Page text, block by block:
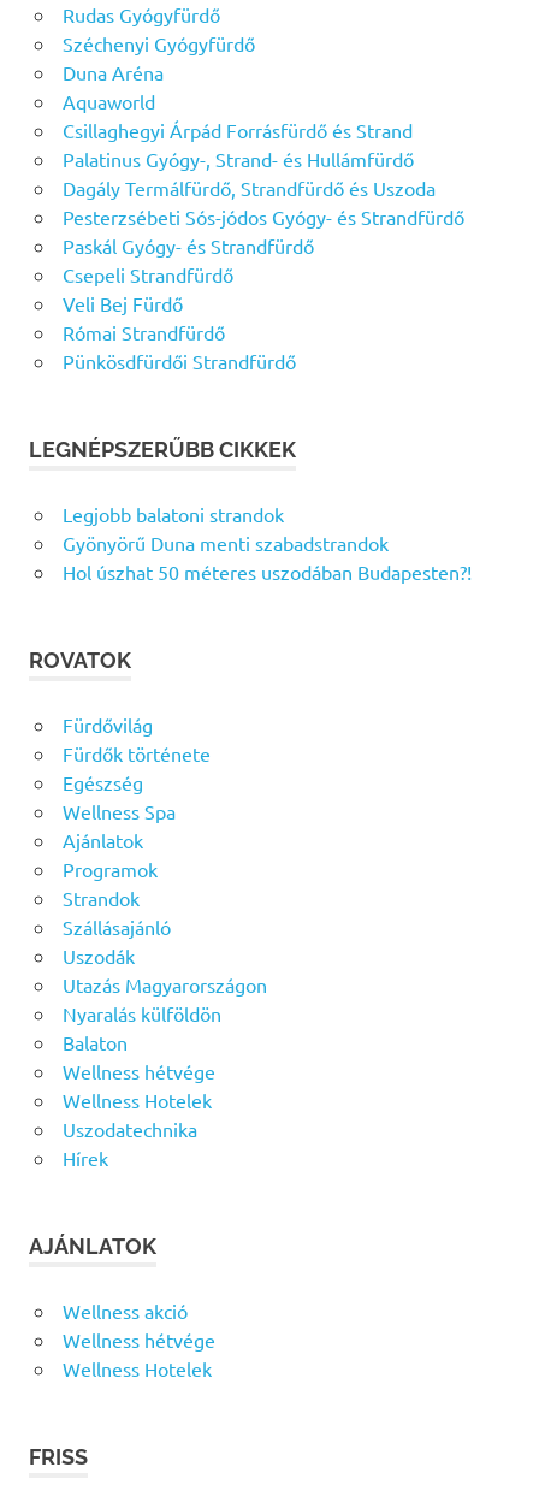
Rudas Gyógyfürdő
Széchenyi Gyógyfürdő
Duna Aréna
Aquaworld
Csillaghegyi Árpád Forrásfürdő és Strand
Palatinus Gyógy-, Strand- és Hullámfürdő
Dagály Termálfürdő, Strandfürdő és Uszoda
Pesterzsébeti Sós-jódos Gyógy- és Strandfürdő
Paskál Gyógy- és Strandfürdő
Csepeli Strandfürdő
Veli Bej Fürdő
Római Strandfürdő
Pünkösdfürdői Strandfürdő
LEGNÉPSZERŰBB CIKKEK
Legjobb balatoni strandok
Gyönyörű Duna menti szabadstrandok
Hol úszhat 50 méteres uszodában Budapesten?!
ROVATOK
Fürdővilág
Fürdők története
Egészség
Wellness Spa
Ajánlatok
Programok
Strandok
Szállásajánló
Uszodák
Utazás Magyarországon
Nyaralás külföldön
Balaton
Wellness hétvége
Wellness Hotelek
Uszodatechnika
Hírek
AJÁNLATOK
Wellness akció
Wellness hétvége
Wellness Hotelek
FRISS